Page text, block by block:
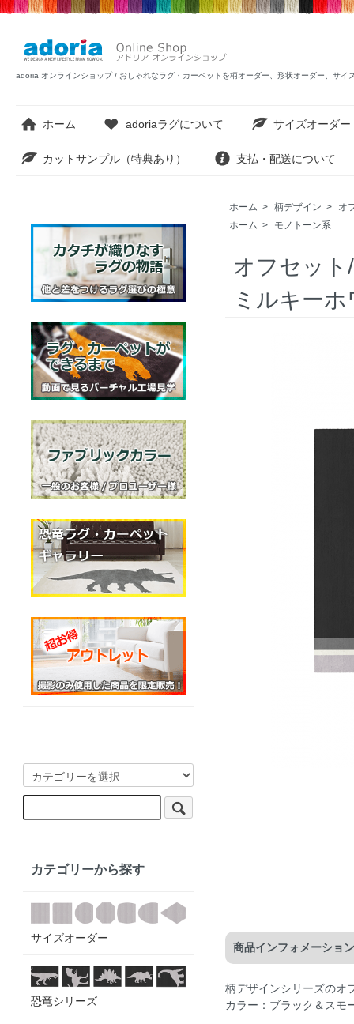
adoria オンラインショップ / おしゃれなラグ・カーペットを柄オーダー、形状オーダー、サイ
ホーム adoriaラグについて サイズオーダー
カットサンプル（特典あり） 支払・配送について
ホーム > 柄デザイン >
オ
ホーム > モノトーン系
オフセッ
ミルキー
商品インフォメーション
柄デザインシリーズのオ
カラー：ブラック＆スモ
カテゴリーから探す
サイズオーダー
恐竜シリーズ